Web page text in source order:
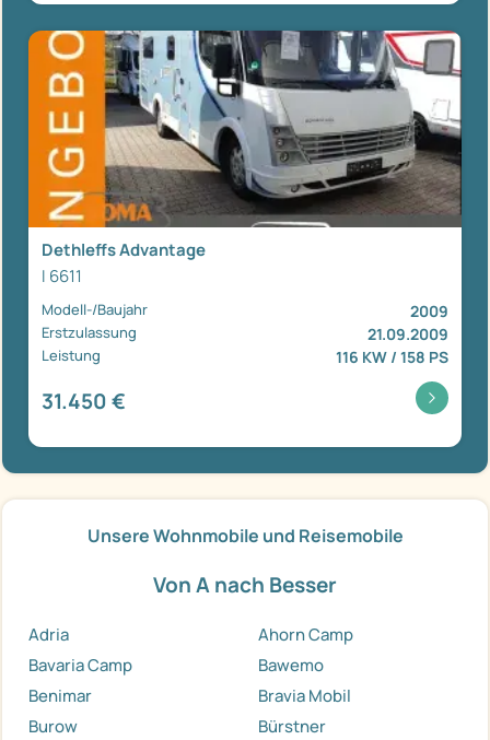
Dethleffs Advantage
I 6611
Modell-/Baujahr 2009
Erstzulassung 21.09.2009
Leistung 116 KW / 158 PS
31.450 €
Unsere Wohnmobile und Reisemobile
Von A nach Besser
Adria
Ahorn Camp
Bavaria Camp
Bawemo
Benimar
Bravia Mobil
Burow
Bürstner